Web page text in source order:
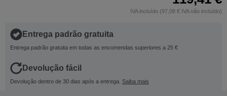
IVA incluído (97,08 € IVA não incluído)
Entrega padrão gratuita
Entrega padrão gratuita em todas as encomendas superiores a 25 €
Devolução fácil
Devolução dentro de 30 dias após a entrega. Saiba mais